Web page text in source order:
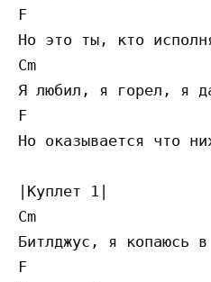
F
Но это ты, кто
Cm
Я любил, я горел, я
F
Но оказывается что
|Куплет 1|
Cm
Битлджус, я копаюсь
F